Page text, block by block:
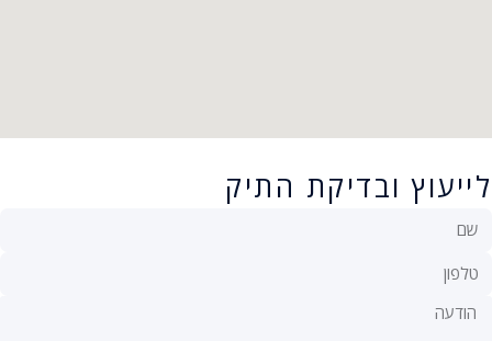
לייעוץ ובדיקת התיק